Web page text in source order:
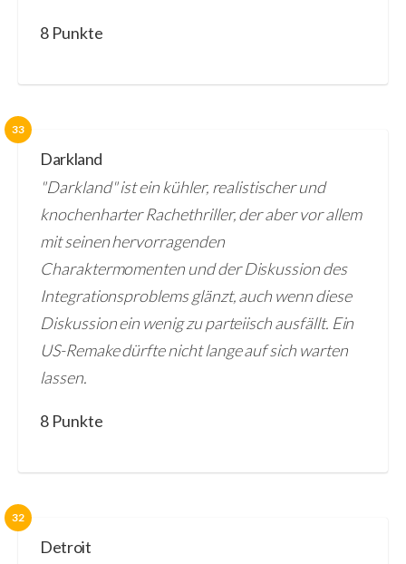
8 Punkte
33
Darkland
"Darkland" ist ein kühler, realistischer und
knochenharter Rachethriller, der aber vor allem
mit seinen hervorragenden
Charaktermomenten und der Diskussion des
Integrationsproblems glänzt, auch wenn diese
Diskussion ein wenig zu parteiisch ausfällt. Ein
US-Remake dürfte nicht lange auf sich warten
lassen.
8 Punkte
32
Detroit